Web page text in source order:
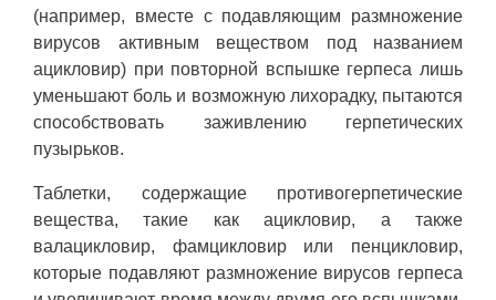
(например, вместе с подавляющим размножение
вирусов активным веществом под названием
ацикловир) при повторной вспышке герпеса лишь
уменьшают боль и возможную лихорадку, пытаются
способствовать заживлению герпетических
пузырьков.
Таблетки, содержащие противогерпетические
вещества, такие как ацикловир, а также
валацикловир, фамцикловир или пенцикловир,
которые подавляют размножение вирусов герпеса